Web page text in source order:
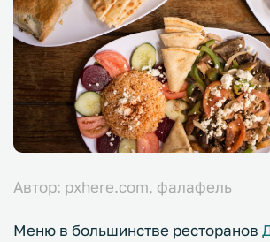
Автор: pxhere.com, фалафель
Меню в большинстве ресторанов